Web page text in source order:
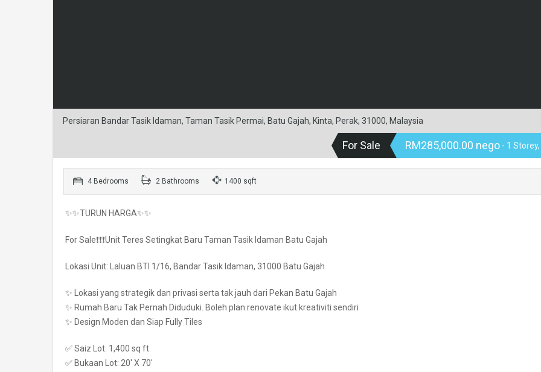
Persiaran Bandar Tasik Idaman, Taman Tasik Permai, Batu Gajah, Kinta, Perak, 31000, Malaysia
For Sale RM285,000.00 nego - 1
4 Bedrooms 2 Bathrooms 1400 sqft
✨✨TURUN HARGA✨✨
For Sale❗️❗️❗️Unit Teres Setingkat Baru Taman Tasik Idaman Batu Gajah
Lokasi Unit: Laluan BTI 1/16, Bandar Tasik Idaman, 31000 Batu Gajah
✨ Lokasi yang strategik dan privasi serta tak jauh dari Pekan Batu Gajah
✨ Rumah Baru Tak Pernah Diduduki. Boleh plan renovate ikut kreativiti sendiri
✨ Design Moden dan Siap Fully Tiles
✅ Saiz Lot: 1,400 sq ft
✅ Bukaan Lot: 20′ X 70′